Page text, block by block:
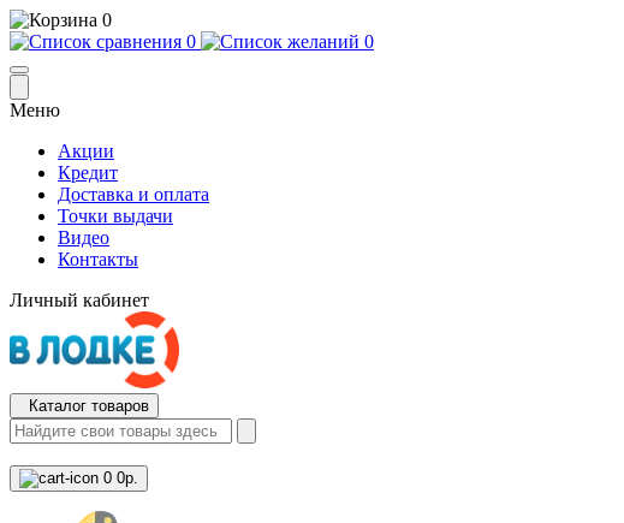
0
0
0
Меню
Акции
Кредит
Доставка и оплата
Точки выдачи
Видео
Контакты
Личный кабинет
Каталог товаров
0 0р.